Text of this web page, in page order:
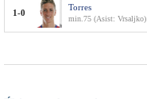
1-0
Torres
min.75 (Asist: Vrsaljko)